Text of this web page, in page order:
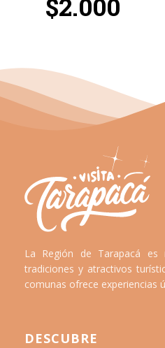
La Región de Tarapacá
tradiciones y atractivos
comunas ofrece experiencias
DESCUBRE